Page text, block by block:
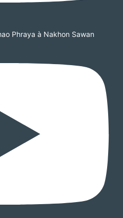
Phraya à Nakhon Sawan